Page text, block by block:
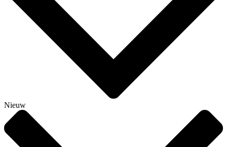
Nieuw